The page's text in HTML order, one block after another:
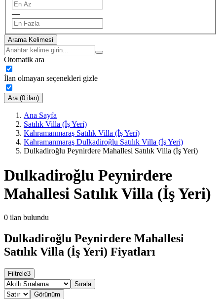
—
Arama Kelimesi
Otomatik ara
İlan olmayan seçenekleri gizle
Ara (0 ilan)
Ana Sayfa
Satılık Villa (İş Yeri)
Kahramanmaraş Satılık Villa (İş Yeri)
Kahramanmaraş Dulkadiroğlu Satılık Villa (İş Yeri)
Dulkadiroğlu Peynirdere Mahallesi Satılık Villa (İş Yeri)
Dulkadiroğlu Peynirdere
Mahallesi Satılık Villa (İş Yeri)
0 ilan bulundu
Dulkadiroğlu Peynirdere Mahallesi
Satılık Villa (İş Yeri) Fiyatları
Filtrele3
Sırala
Görünüm